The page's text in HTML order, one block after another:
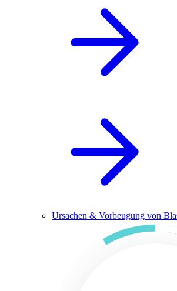
Ursachen & Vorbeugung von